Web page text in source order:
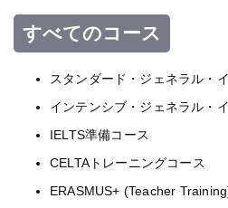
すべてのコース
スタンダード・ジェネラル・
インテンシブ・ジェネラル・
IELTS準備コース
CELTAトレーニングコース
ERASMUS+ (Teacher